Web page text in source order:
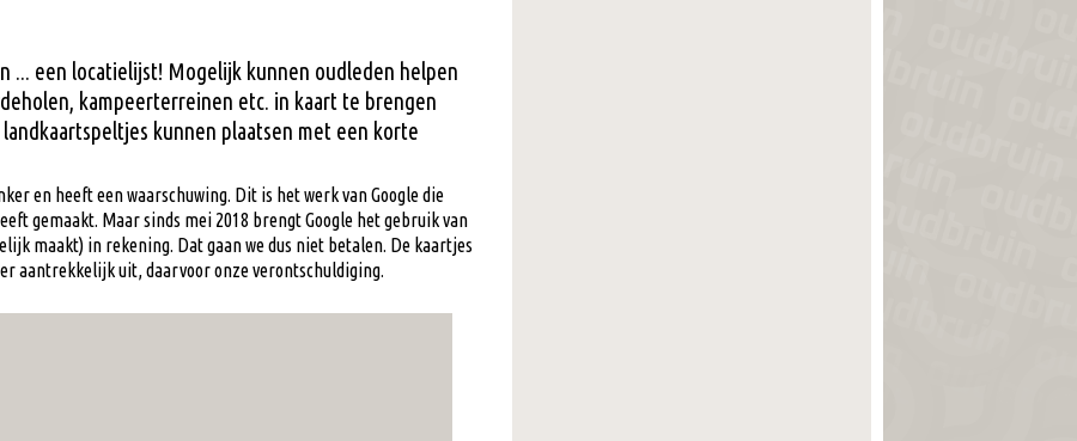
... een locatielijst! Mogelijk kunnen oudleden helpen
kampeerterreinen etc. in kaart te brengen
kunnen plaatsen met een korte
en heeft een waarschuwing. Dit is het werk van Google die
gemaakt. Maar sinds mei 2018 brengt Google het gebruik van
maakt) in rekening. Dat gaan we dus niet betalen. De kaartjes
aantrekkelijk uit, daarvoor onze verontschuldiging.